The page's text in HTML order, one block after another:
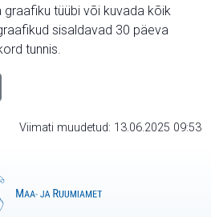
graafiku tüübi või kuvada kõik
sisaldavad 30 päeva
tunnis.
Viimati muudetud: 13.06.2025 09:53